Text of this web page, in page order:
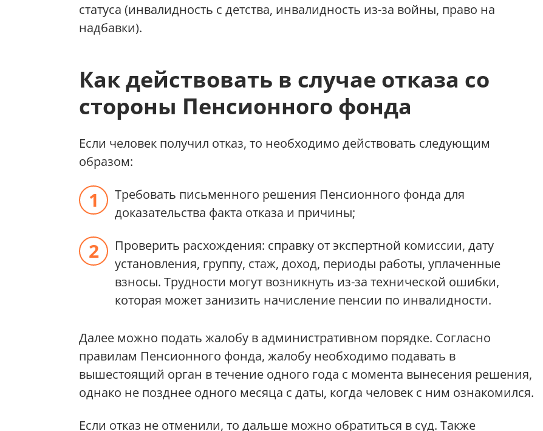
статуса (инвалидность с детства, инвалидность из-за войны, право на
надбавки).
Как действовать в случае отказа со
стороны Пенсионного фонда
Если человек получил отказ, то необходимо действовать следующим
образом:
Требовать письменного решения Пенсионного фонда для
доказательства факта отказа и причины;
Проверить расхождения: справку от экспертной комиссии, дату
установления, группу, стаж, доход, периоды работы, уплаченные
взносы. Трудности могут возникнуть из-за технической ошибки,
которая может занизить начисление пенсии по инвалидности.
Далее можно подать жалобу в административном порядке. Согласно
правилам Пенсионного фонда, жалобу необходимо подавать в
вышестоящий орган в течение одного года с момента вынесения решения,
однако не позднее одного месяца с даты, когда человек с ним ознакомился.
Если отказ не отменили, то дальше можно обратиться в суд. Также